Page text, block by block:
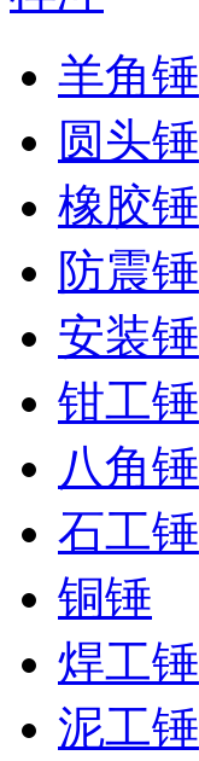
羊角锤
圆头锤
橡胶锤
防震锤
安装锤
钳工锤
八角锤
石工锤
铜锤
焊工锤
泥工锤